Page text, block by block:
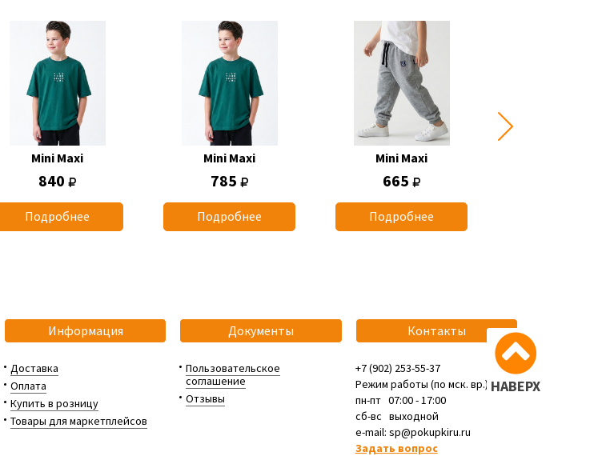
Mini Maxi
840
Подробнее
Mini Maxi
785
Подробнее
Mini Maxi
665
Подробнее
НАВЕРХ
Информация
Доставка
Оплата
Купить в розницу
Товары для маркетплейсов
Документы
Пользовательское
соглашение
Отзывы
Контакты
+7 (902) 253-55-37
Режим работы (по мск. вр.):
пн-пт 07:00 - 17:00
сб-вс выходной
e-mail: sp@pokupkiru.ru
Задать вопрос